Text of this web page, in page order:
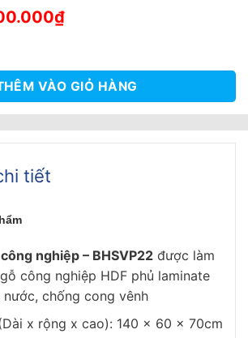
₫Giá
hiện
kệ sách, tủ ngăn kéo, thiết kế sang trọng
VÀO GIỎ HÀNG
tiết
nghiệp – BHSVP22được làm
công nghiệp HDF phủ laminate
chống cong vênh
x rộng x cao): 140 x 60 x 70cm